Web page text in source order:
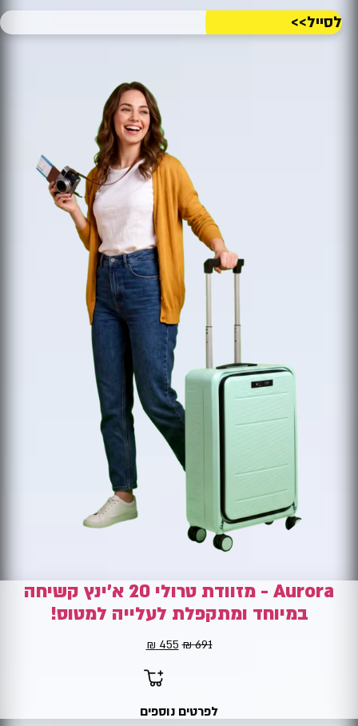
לסייל>>
Aurora - מזוודת טרולי 20 א'ינץ קשיחה
במיוחד ומתקפלת לעלייה למטוס!
691
₪ המחיר
היה:
691 ₪.
455
₪
הוא:
לפרטים נוספים